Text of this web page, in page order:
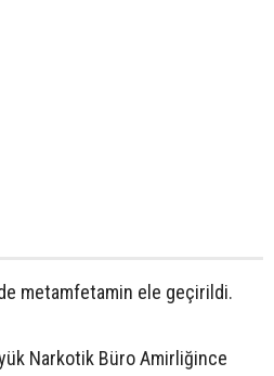
metamfetamin ele geçirildi.
Narkotik Büro Amirliğince